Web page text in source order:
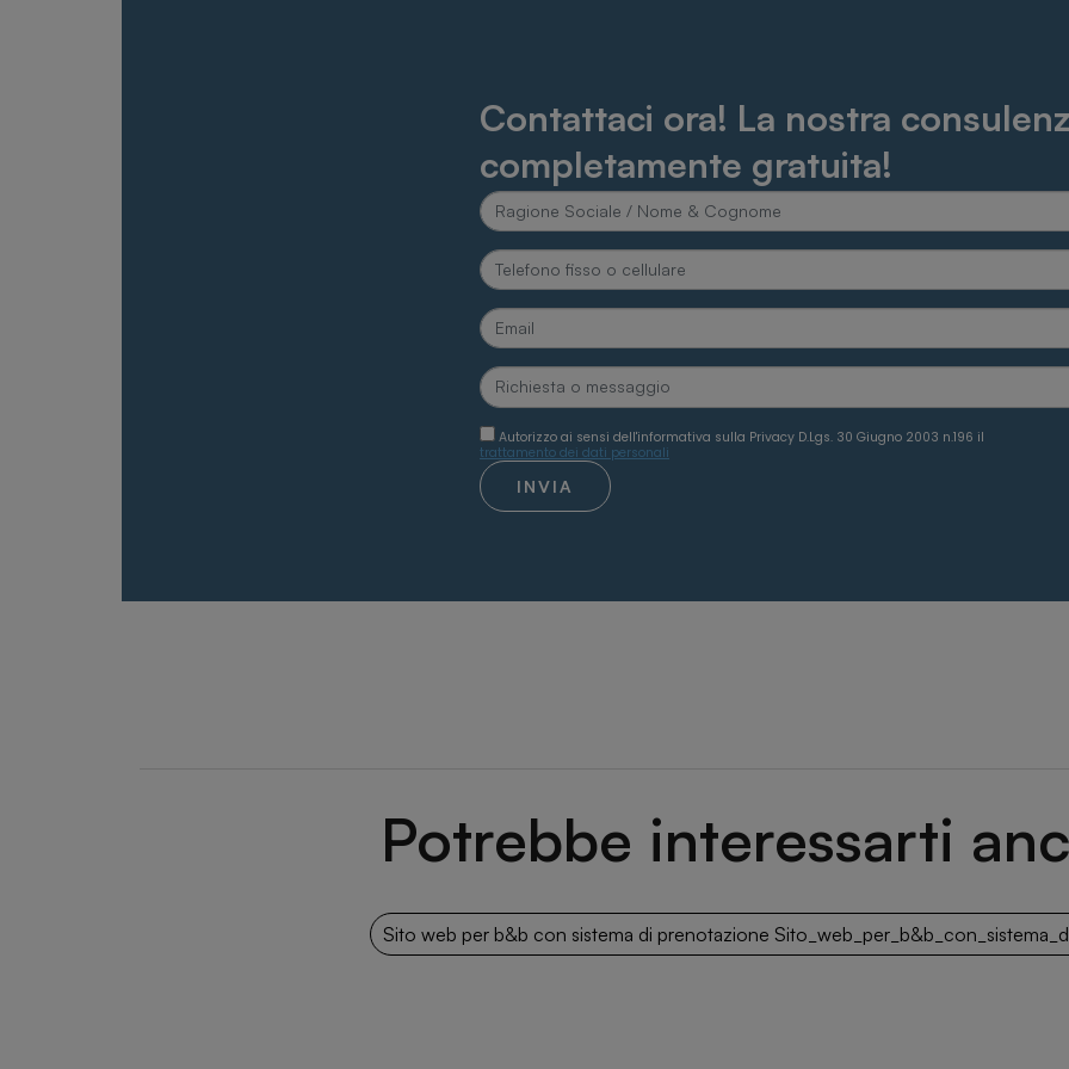
Contattaci ora! La nostra
completamente gratuita!
Autorizzo ai sensi dell'informativa sulla Privacy D.Lgs. 30 Giugno 2003 n.196 il
trattamento dei dati personali
INVIA
Potrebbe interessarti
Sito web per b&b con sistema di prenotazione